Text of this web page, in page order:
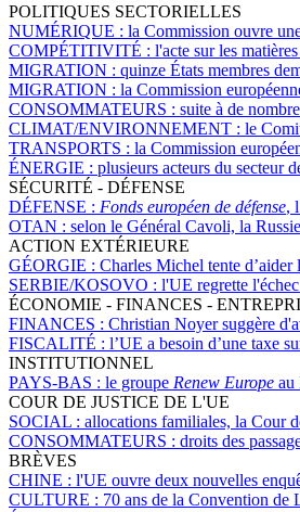
POLITIQUES SECTORIELLES
NUMÉRIQUE : la Commission ouvre
COMPÉTITIVITÉ : l'acte sur les
MIGRATION : quinze États membres
MIGRATION : la Commission
CONSOMMATEURS : suite à de
CLIMAT/ENVIRONNEMENT : le
TRANSPORTS : la Commission
ÉNERGIE : plusieurs acteurs du secteur
SÉCURITÉ - DÉFENSE
DÉFENSE : Fonds européen de défense,
OTAN : selon le Général Cavoli, la
ACTION EXTÉRIEURE
GÉORGIE : Charles Michel tente d’aider
SERBIE/KOSOVO : l'UE regrette
ÉCONOMIE - FINANCES -
FINANCES : Christian Noyer suggère
FISCALITÉ : l’UE a besoin d’une taxe
INSTITUTIONNEL
PAYS-BAS : le groupe Renew Europe au
COUR DE JUSTICE DE L'UE
SOCIAL : allocations familiales, la Cour
CONSOMMATEURS : droits des
BRÈVES
CHINE : l'UE ouvre deux nouvelles
CULTURE : 70 ans de la Convention de